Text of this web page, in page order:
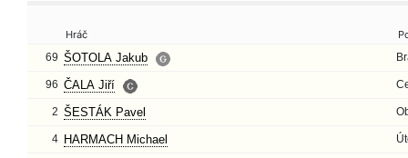
Hráč
69 ŠOTOLA Jakub
96 ČALA Jiří
2 ŠESTÁK Pavel
4 HARMACH Michael